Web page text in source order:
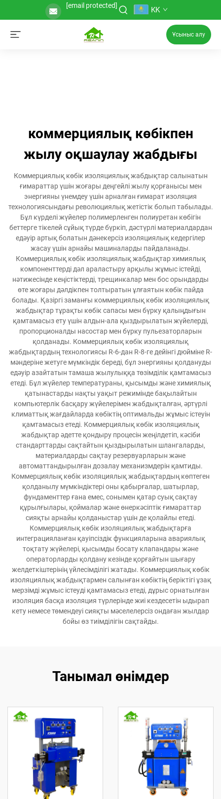
[email protected] KK
Ұсыныс алу
коммерциялық көбікпен
жылу оқшаулау жабдығы
Коммерциялық көбік изоляциялық жабдықтар салынатын
ғимараттар үшін жоғары деңгейлі жылу қорғанысы мен
энергияны үнемдеу үшін арналған ғимарат изоляция
технологиясындағы революциялық жетістік болып табылады.
Бұл күрделі жүйелер полимерленген полиуретан көбігін
беттерге тікелей сұйық түрде бүркіп, дәстүрлі материалдардан
едәуір артық болатын дәнекерсіз изоляциялық кедергілер
жасау үшін арнайы машиналарды пайдаланады.
Коммерциялық көбік изоляциялық жабдықтар химиялық
компоненттерді дәл араластыру арқылы жұмыс істейді,
нәтижесінде кеңістіктерді, трещинкалар мен бос орындарды
өте жоғары дәлдікпен толтыратын ұлғаятын көбік пайда
болады. Қазіргі заманғы коммерциялық көбік изоляциялық
жабдықтар тұрақты көбік сапасы мен бүрку қалыңдығын
қамтамасыз ету үшін алдын-ала қыздырылатын жүйелерді,
пропорционалды насостар мен бүрку пульезаторларын
қолданады. Коммерциялық көбік изоляциялық
жабдықтардың технологиясы R-6-дан R-8-ге дейінгі дюйміне R-
мәндеріне жетуге мүмкіндік береді, бұл энергияны қолдануды
едәуір азайтатын тамаша жылулыққа төзімділік қамтамасыз
етеді. Бұл жүйелер температураны, қысымды және химиялық
қатынастарды нақты уақыт режимінде бақылайтын
компьютерлік басқару жүйелерімен жабдықталған, әртүрлі
климаттық жағдайларда көбіктің оптимальды жұмыс істеуін
қамтамасыз етеді. Коммерциялық көбік изоляциялық
жабдықтар әдетте қондыру процесін жеңілдетіп, кәсіби
стандарттарды сақтайтын қыздырылатын шлангаларды,
материалдарды сақтау резервуарларын және
автоматтандырылған дозалау механизмдерін қамтиды.
Коммерциялық көбік изоляциялық жабдықтардың көптеген
қолданылу мүмкіндіктері оны қабырғалар, шатырлар,
фундаменттер ғана емес, сонымен қатар суық сақтау
құрылғылары, қоймалар және өнеркәсіптік ғимараттар
сияқты арнайы қолданыстар үшін де қолайлы етеді.
Коммерциялық көбік изоляциялық жабдықтарға
интеграцияланған қауіпсіздік функцияларына авариялық
тоқтату жүйелері, қысымды босату клапандары және
операторларды қолдану кезінде қорғайтын шығару
желдеткіштерінің үйлесімділігі жатады. Коммерциялық көбік
изоляциялық жабдықтармен салынған көбіктің беріктігі ұзақ
мерзімді жұмыс істеуді қамтамасыз етеді, дұрыс орнатылған
изоляция басқа изоляция түрлерінде жиі кездесетін ыдырап
кету немесе төмендеуі сияқты мәселелерсіз ондаған жылдар
бойы өз тиімділігін сақтайды.
Танымал өнімдер